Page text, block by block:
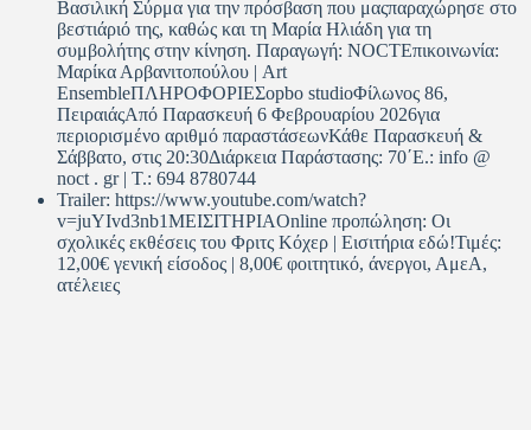
Βασιλική Σύρμα για την πρόσβαση που μαςπαραχώρησε στο
βεστιάριό της, καθώς και τη Μαρία Ηλιάδη για τη
συμβολήτης στην κίνηση. Παραγωγή: NOCTΕπικοινωνία:
Μαρίκα Αρβανιτοπούλου | Art
EnsembleΠΛΗΡΟΦΟΡΙΕΣopbo studioΦίλωνος 86,
ΠειραιάςΑπό Παρασκευή 6 Φεβρουαρίου 2026για
περιορισμένο αριθμό παραστάσεωνΚάθε Παρασκευή &
Σάββατο, στις 20:30Διάρκεια Παράστασης: 70΄E.: info @
noct . gr | T.: 694 8780744
Trailer: https://www.youtube.com/watch?
v=juYIvd3nb1MΕΙΣΙΤΗΡΙΑOnline προπώληση: Οι
σχολικές εκθέσεις του Φριτς Κόχερ | Εισιτήρια εδώ!Τιμές:
12,00€ γενική είσοδος | 8,00€ φοιτητικό, άνεργοι, ΑμεΑ,
ατέλειες